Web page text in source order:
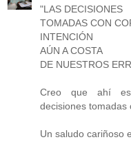
"LAS DECISIONES
TOMADAS CON
INTENCIÓN
AÚN A COSTA
DE NUESTROS
Creo que ahí
decisiones tomadas
Un saludo cariñoso